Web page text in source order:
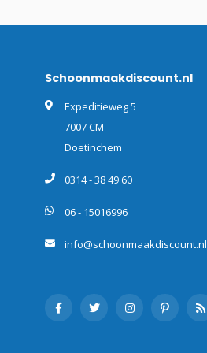
Schoonmaakdiscount.nl
Expeditieweg 5
7007 CM
Doetinchem
0314 - 38 49 60
06 - 15016996
info@schoonmaakdiscount.nl